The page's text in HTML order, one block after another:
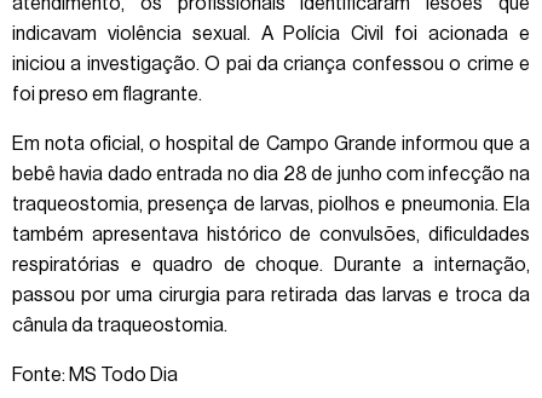
indicavam violência sexual. A Polícia Civil foi acionada e
iniciou a investigação. O pai da criança confessou o crime e
foi preso em flagrante.
Em nota oficial, o hospital de Campo Grande informou que a
bebê havia dado entrada no dia 28 de junho com infecção na
traqueostomia, presença de larvas, piolhos e pneumonia. Ela
também apresentava histórico de convulsões, dificuldades
respiratórias e quadro de choque. Durante a internação,
passou por uma cirurgia para retirada das larvas e troca da
cânula da traqueostomia.
Fonte: MS Todo Dia